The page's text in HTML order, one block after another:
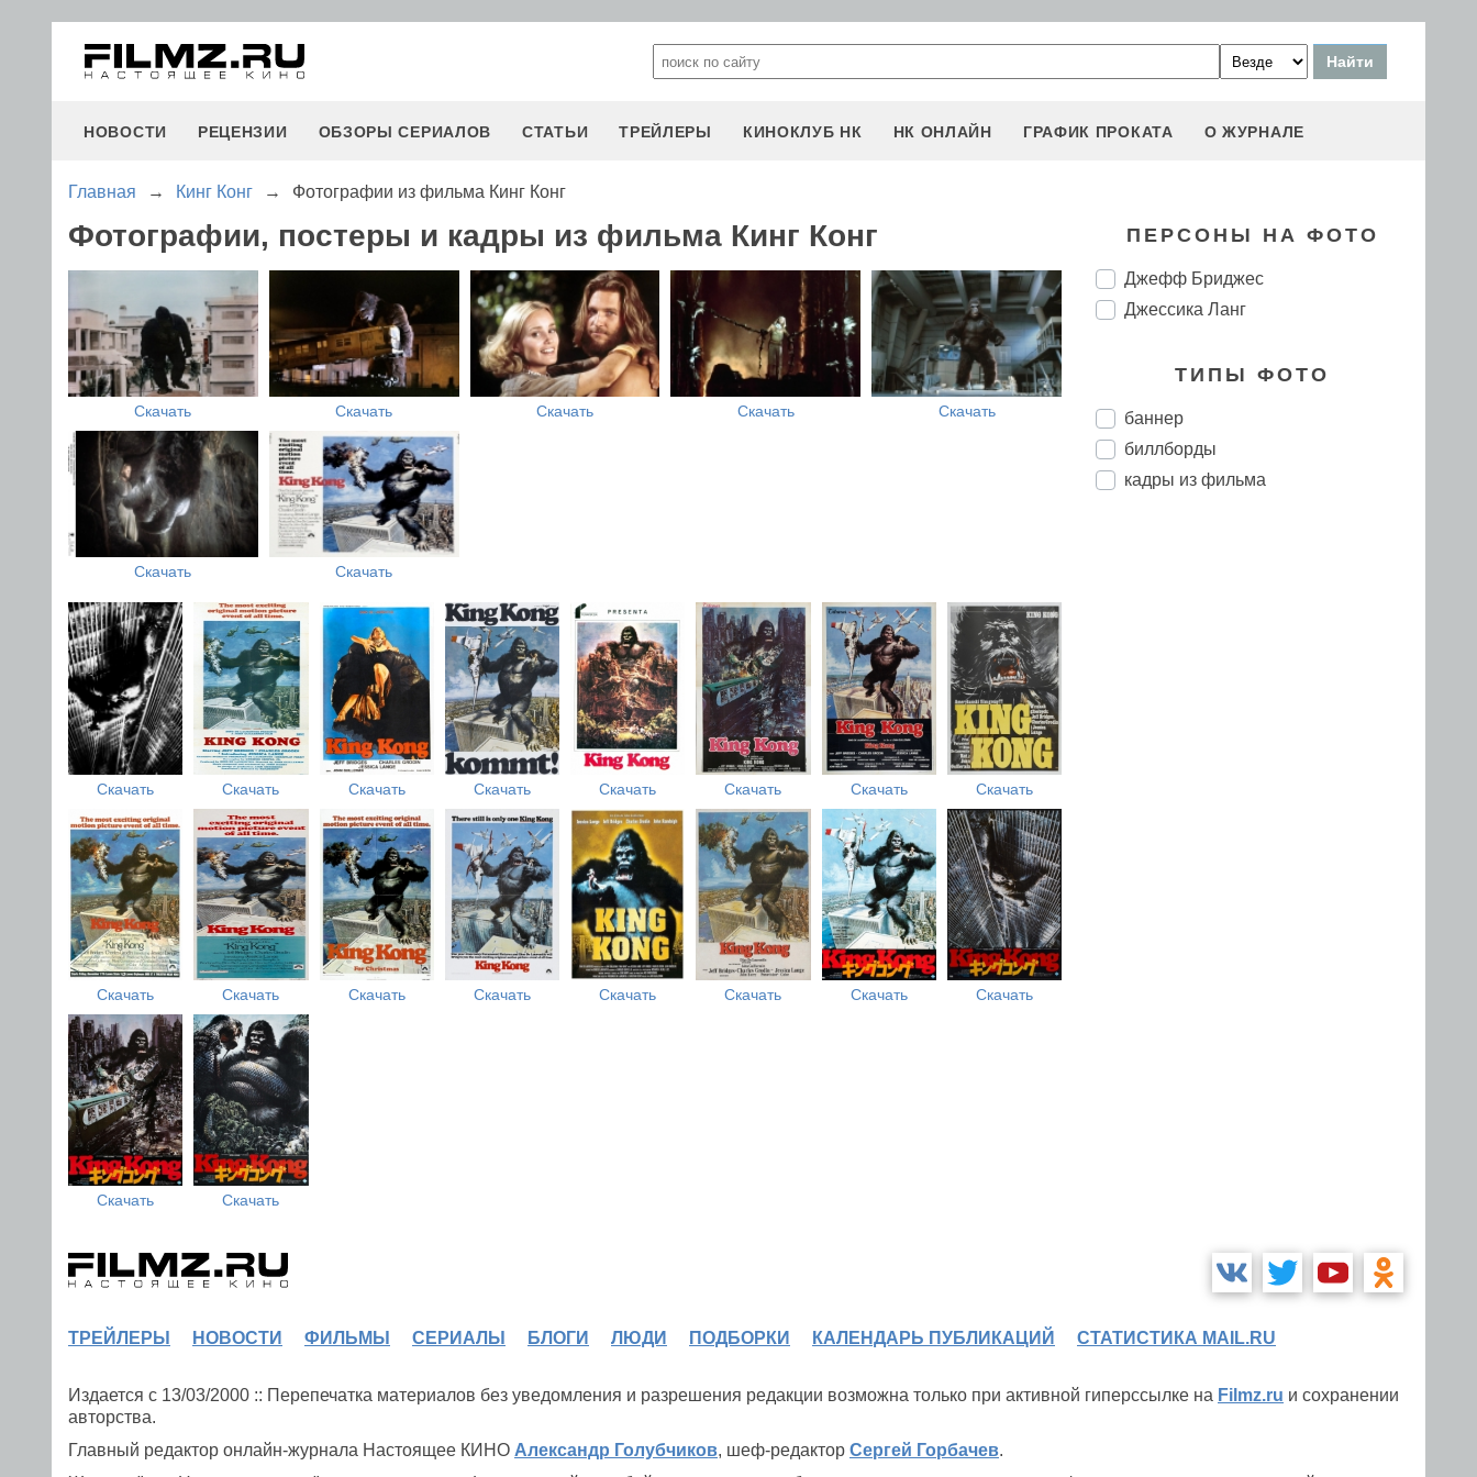
НОВОСТИ РЕЦЕНЗИИ ОБЗОРЫ СЕРИАЛОВ СТАТЬИ ТРЕЙЛЕРЫ КИНОКЛУБ НК НК ОНЛАЙН ГРАФИК ПРОКАТА О ЖУРНАЛЕ
Главная → Кинг Конг → Фотографии из фильма Кинг Конг
Фотографии, постеры и кадры из фильма Кинг Конг
Скачать Скачать Скачать Скачать Скачать
Скачать Скачать
Скачать Скачать Скачать Скачать Скачать Скачать Скачать Скачать
Скачать Скачать Скачать Скачать Скачать Скачать Скачать Скачать
Скачать Скачать
ПЕРСОНЫ НА ФОТО
Джефф Бриджес
Джессика Ланг
ТИПЫ ФОТО
баннер
биллборды
кадры из фильма
ТРЕЙЛЕРЫ НОВОСТИ ФИЛЬМЫ СЕРИАЛЫ БЛОГИ ЛЮДИ ПОДБОРКИ КАЛЕНДАРЬ ПУБЛИКАЦИЙ СТАТИСТИКА MAIL.RU
Издается с 13/03/2000 :: Перепечатка материалов без уведомления и разрешения редакции возможна только при активной гиперссылке на Filmz.ru и сохранении
авторства.
Главный редактор онлайн-журнала Настоящее КИНО Александр Голубчиков, шеф-редактор Сергей Горбачев.